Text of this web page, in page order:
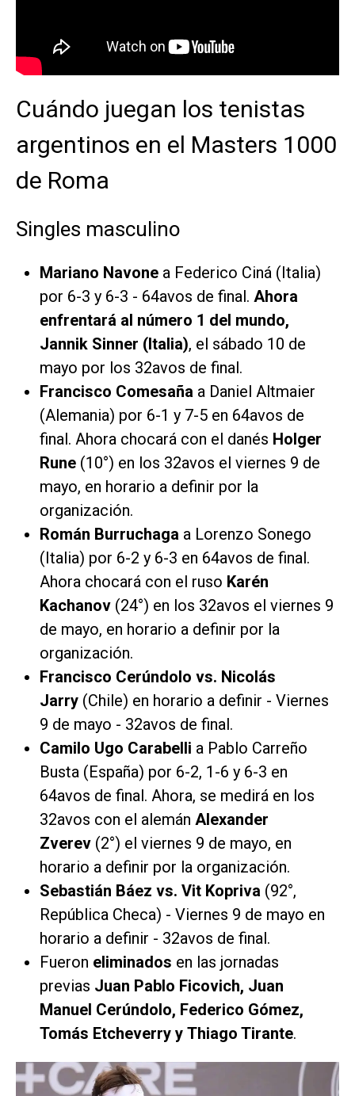
Cuándo juegan los tenistas
argentinos en el Masters 1000
de Roma
Singles masculino
Mariano Navone a Federico Ciná (Italia)
por 6-3 y 6-3 - 64avos de final. Ahora
enfrentará al número 1 del mundo,
Jannik Sinner (Italia), el sábado 10 de
mayo por los 32avos de final.
Francisco Comesaña a Daniel Altmaier
(Alemania) por 6-1 y 7-5 en 64avos de
final. Ahora chocará con el danés Holger
Rune (10°) en los 32avos el viernes 9 de
mayo, en horario a definir por la
organización.
Román Burruchaga a Lorenzo Sonego
(Italia) por 6-2 y 6-3 en 64avos de final.
Ahora chocará con el ruso Karén
Kachanov (24°) en los 32avos el viernes 9
de mayo, en horario a definir por la
organización.
Francisco Cerúndolo vs. Nicolás
Jarry (Chile) en horario a definir - Viernes
9 de mayo - 32avos de final.
Camilo Ugo Carabelli a Pablo Carreño
Busta (España) por 6-2, 1-6 y 6-3 en
64avos de final. Ahora, se medirá en los
32avos con el alemán Alexander
Zverev (2°) el viernes 9 de mayo, en
horario a definir por la organización.
Sebastián Báez vs. Vit Kopriva (92°,
República Checa) - Viernes 9 de mayo en
horario a definir - 32avos de final.
Fueron eliminados en las jornadas
previas Juan Pablo Ficovich, Juan
Manuel Cerúndolo, Federico Gómez,
Tomás Etcheverry y Thiago Tirante.